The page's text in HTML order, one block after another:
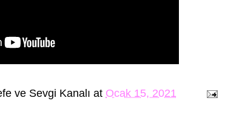
ve Sevgi Kanalı at Ocak 15, 2021